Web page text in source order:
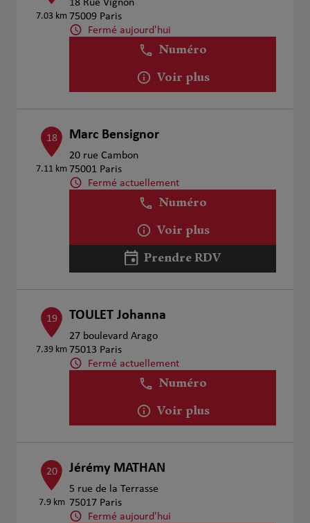
7.03 km
18 Rue Vignon
75009 Paris
Fermé aujourd'hui
Numéro
Voir plus
18
7.11 km
Marc Bensignor
20 rue Cambon
75001 Paris
Fermé actuellement
Numéro
Voir plus
Prendre RDV
19
7.39 km
TOULET Johanna
27 boulevard Arago
75013 Paris
Fermé actuellement
Numéro
Voir plus
20
7.9 km
Jérémy MATHAN
5 rue de la Terrasse
75017 Paris
Fermé aujourd'hui